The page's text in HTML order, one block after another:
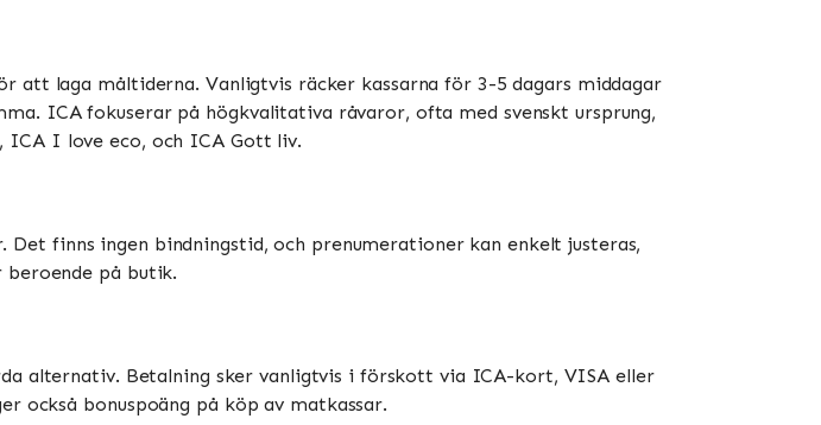
att laga måltiderna. Vanligtvis räcker kassarna för 3-5 dagars middagar
ICA fokuserar på högkvalitativa råvaror, ofta med svenskt ursprung,
ICA I love eco, och ICA Gott liv​​.
Det finns ingen bindningstid, och prenumerationer kan enkelt justeras,
beroende på butik​​​​.
alternativ. Betalning sker vanligtvis i förskott via ICA-kort, VISA eller
också bonuspoäng på köp av matkassar​​.